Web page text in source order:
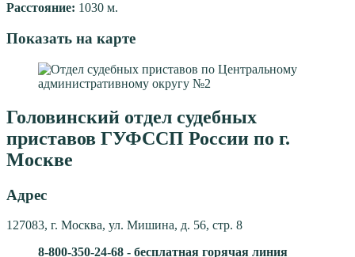
Расстояние: 1030 м.
Показать на карте
Головинский отдел судебных
приставов ГУФССП России по г.
Москве
Адрес
127083, г. Москва, ул. Мишина, д. 56, стр. 8
8-800-350-24-68 - бесплатная горячая линия